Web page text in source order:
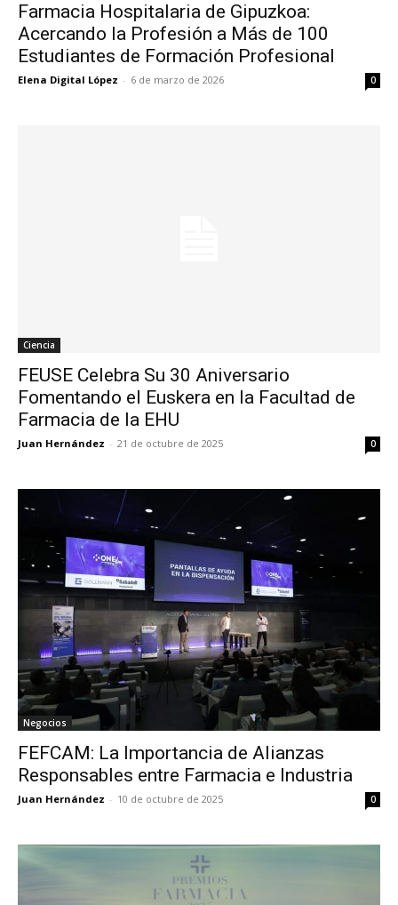
Farmacia Hospitalaria de Gipuzkoa:
Acercando la Profesión a Más de 100
Estudiantes de Formación Profesional
Elena Digital López - 6 de marzo de 2026 0
Ciencia
FEUSE Celebra Su 30 Aniversario
Fomentando el Euskera en la Facultad de
Farmacia de la EHU
Juan Hernández - 21 de octubre de 2025 0
Negocios
FEFCAM: La Importancia de Alianzas
Responsables entre Farmacia e Industria
Juan Hernández - 10 de octubre de 2025 0